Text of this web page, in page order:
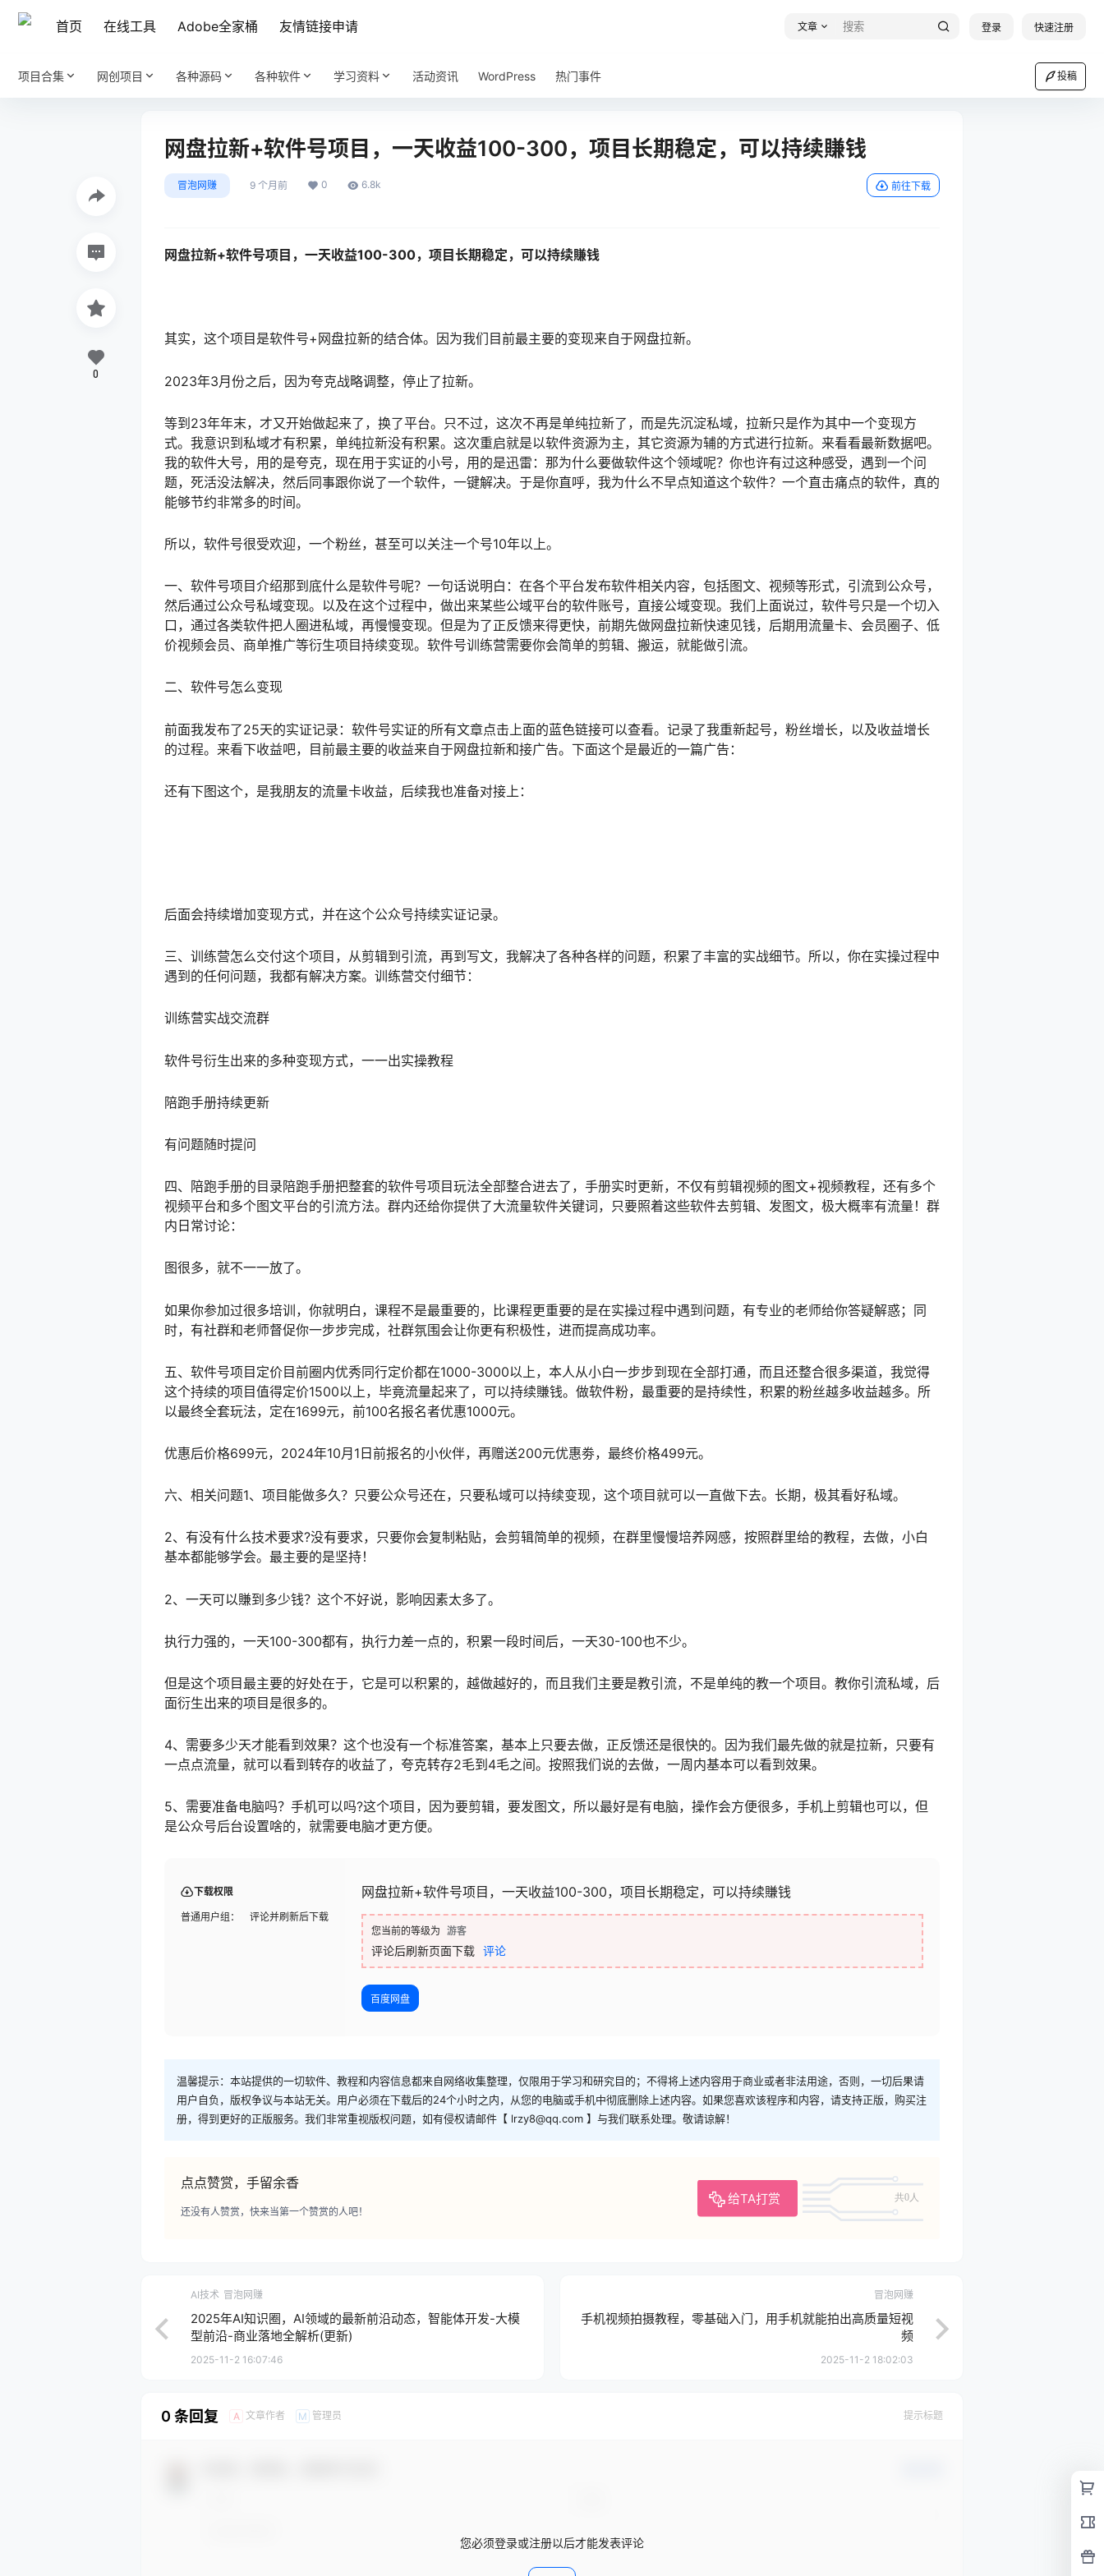
首页 在线工具 Adobe全家桶 友情链接申请 文章 登录 快速注册
项目合集 网创项目 各种源码 各种软件 学习资料 活动资讯 WordPress 热门事件 投稿
网盘拉新+软件号项目，一天收益100-300，项目长期稳定，可以持续賺钱
冒泡网赚 9 个月前 0 6.8k 前往下载
网盘拉新+软件号项目 ，一天收益100-300，项目长期稳定，可以持续賺钱
其实，这个项目是软件号+网盘拉新的结合体。因为我们目前最主要的变现来自于网盘拉新。
2023年3月份之后，因为夸克战略调整，停止了拉新。
等到23年年末，才又开始做起来了，换了平台。只不过，这次不再是单纯拉新了，而是先沉淀私域，拉新只是作为其中一个变现方
式。我意识到私域才有积累，单纯拉新没有积累。这次重启就是以软件资源为主，其它资源为辅的方式进行拉新。来看看最新数据吧。
我的软件大号，用的是夸克，现在用于实证的小号，用的是迅雷：那为什么要做软件这个领域呢？你也许有过这种感受，遇到一个问
题，死活没法解决，然后同事跟你说了一个软件，一键解决。于是你直呼，我为什么不早点知道这个软件？一个直击痛点的软件，真的
能够节约非常多的时间。
所以，软件号很受欢迎，一个粉丝，甚至可以关注一个号10年以上。
一、软件号项目介绍那到底什么是软件号呢？一句话说明白：在各个平台发布软件相关内容，包括图文、视频等形式，引流到公众号，
然后通过公众号私域变现。以及在这个过程中，做出来某些公域平台的软件账号，直接公域变现。我们上面说过，软件号只是一个切入
口，通过各类软件把人圈进私域，再慢慢变现。但是为了正反馈来得更快，前期先做网盘拉新快速见钱，后期用流量卡、会员圈子、低
价视频会员、商单推广等衍生项目持续变现。软件号训练营需要你会简单的剪辑、搬运，就能做引流。
二、软件号怎么变现
前面我发布了25天的实证记录：软件号实证的所有文章点击上面的蓝色链接可以查看。记录了我重新起号，粉丝增长，以及收益增长
的过程。来看下收益吧，目前最主要的收益来自于网盘拉新和接广告。下面这个是最近的一篇广告：
还有下图这个，是我朋友的流量卡收益，后续我也准备对接上：
后面会持续增加变现方式，并在这个公众号持续实证记录。
三、训练营怎么交付这个项目，从剪辑到引流，再到写文，我解决了各种各样的问题，积累了丰富的实战细节。所以，你在实操过程中
遇到的任何问题，我都有解决方案。训练营交付细节：
训练营实战交流群
软件号衍生出来的多种变现方式，一一出实操教程
陪跑手册持续更新
有问题随时提问
四、陪跑手册的目录陪跑手册把整套的软件号项目玩法全部整合进去了，手册实时更新，不仅有剪辑视频的图文+视频教程，还有多个
视频平台和多个图文平台的引流方法。群内还给你提供了大流量软件关键词，只要照着这些软件去剪辑、发图文，极大概率有流量！群
内日常讨论：
图很多，就不一一放了。
如果你参加过很多培训，你就明白，课程不是最重要的，比课程更重要的是在实操过程中遇到问题，有专业的老师给你答疑解惑；同
时，有社群和老师督促你一步步完成，社群氛围会让你更有积极性，进而提高成功率。
五、软件号项目定价目前圈内优秀同行定价都在1000-3000以上，本人从小白一步步到现在全部打通，而且还整合很多渠道，我觉得
这个持续的项目值得定价1500以上，毕竟流量起来了，可以持续賺钱。做软件粉，最重要的是持续性，积累的粉丝越多收益越多。所
以最终全套玩法，定在1699元，前100名报名者优惠1000元。
优惠后价格699元，2024年10月1日前报名的小伙伴，再赠送200元优惠劵，最终价格499元。
六、相关问题1、项目能做多久？只要公众号还在，只要私域可以持续变现，这个项目就可以一直做下去。长期，极其看好私域。
2、有没有什么技术要求?没有要求，只要你会复制粘贴，会剪辑简单的视频，在群里慢慢培养网感，按照群里给的教程，去做，小白
基本都能够学会。最主要的是坚持！
2、一天可以賺到多少钱？这个不好说，影响因素太多了。
执行力强的，一天100-300都有，执行力差一点的，积累一段时间后，一天30-100也不少。
但是这个项目最主要的好处在于，它是可以积累的，越做越好的，而且我们主要是教引流，不是单纯的教一个项目。教你引流私域，后
面衍生出来的项目是很多的。
4、需要多少天才能看到效果？这个也没有一个标准答案，基本上只要去做，正反馈还是很快的。因为我们最先做的就是拉新，只要有
一点点流量，就可以看到转存的收益了，夸克转存2毛到4毛之间。按照我们说的去做，一周内基本可以看到效果。
5、需要准备电脑吗？手机可以吗?这个项目，因为要剪辑，要发图文，所以最好是有电脑，操作会方便很多，手机上剪辑也可以，但
是公众号后台设置啥的，就需要电脑才更方便。
下载权限
普通用户组： 评论并刷新后下载
网盘拉新+软件号项目，一天收益100-300，项目长期稳定，可以持续賺钱
您当前的等级为 游客
评论后刷新页面下载 评论
百度网盘
温馨提示：本站提供的一切软件、教程和内容信息都来自网络收集整理，仅限用于学习和研究目的；不得将上述内容用于商业或者非法用途，否则，一切后果请
用户自负，版权争议与本站无关。用户必须在下载后的24个小时之内，从您的电脑或手机中彻底删除上述内容。如果您喜欢该程序和内容，请支持正版，购买注
册，得到更好的正版服务。我们非常重视版权问题，如有侵权请邮件【 lrzy8@qq.com 】与我们联系处理。敬请谅解！
点点赞赏，手留余香
给TA打赏 共0人
还没有人赞赏，快来当第一个赞赏的人吧！
0
AI技术 冒泡网赚
2025年AI知识圈，AI领域的最新前沿动态，智能体开发-大模
型前沿-商业落地全解析(更新)
2025-11-2 16:07:46
冒泡网赚
手机视频拍摄教程，零基础入门，用手机就能拍出高质量短视
频
2025-11-2 18:02:03
0 条回复 A 文章作者 M 管理员 提示标题
您必须登录或注册以后才能发表评论